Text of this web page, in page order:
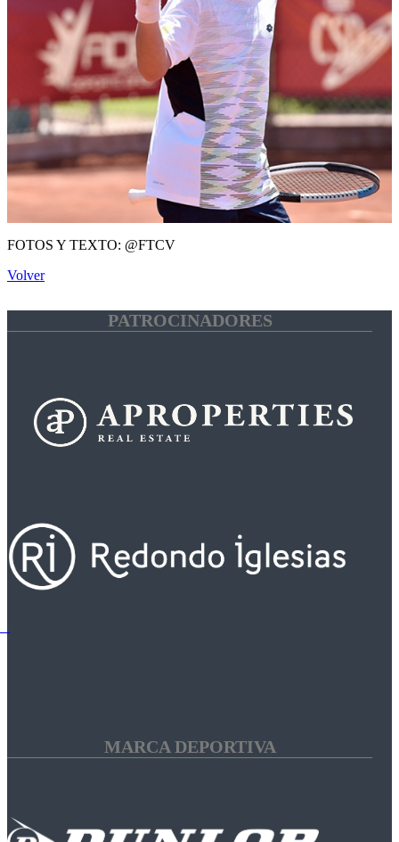
FOTOS Y TEXTO: @FTCV
Volver
PATROCINADORES
MARCA DEPORTIVA